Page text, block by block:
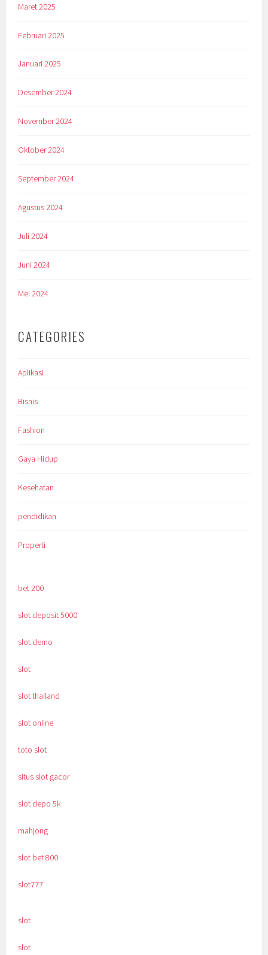
Maret 2025
Februari 2025
Januari 2025
Desember 2024
November 2024
Oktober 2024
September 2024
Agustus 2024
Juli 2024
Juni 2024
Mei 2024
CATEGORIES
Aplikasi
Bisnis
Fashion
Gaya Hidup
Kesehatan
pendidikan
Properti
bet 200
slot deposit 5000
slot demo
slot
slot thailand
slot online
toto slot
situs slot gacor
slot depo 5k
mahjong
slot bet 800
slot777
slot
slot